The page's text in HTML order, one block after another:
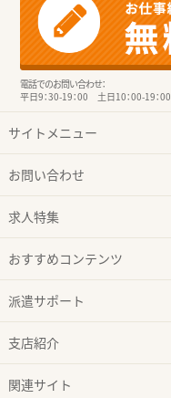
電話でのお問い合わせ：
平日9：30-19：00 土日10：00-19：00
サイトメニュー
お問い合わせ
求人特集
おすすめコンテンツ
派遣サポート
支店紹介
関連サイト